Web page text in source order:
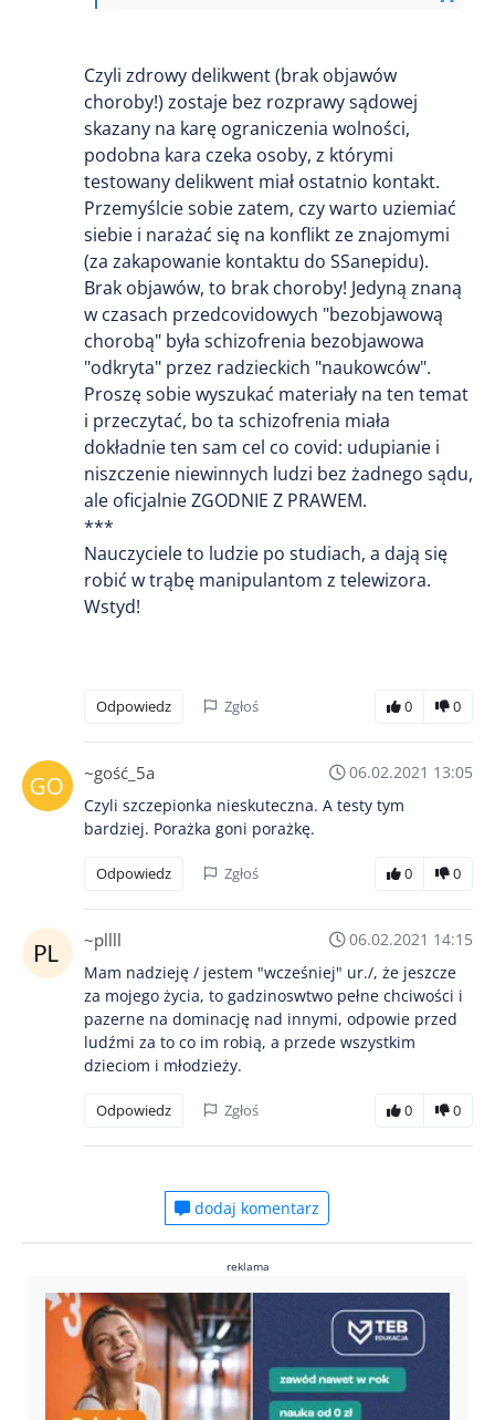
Czyli zdrowy delikwent (brak objawów
choroby!) zostaje bez rozprawy sądowej
skazany na karę ograniczenia wolności,
podobna kara czeka osoby, z którymi
testowany delikwent miał ostatnio kontakt.
Przemyślcie sobie zatem, czy warto uziemiać
siebie i narażać się na konflikt ze znajomymi
(za zakapowanie kontaktu do SSanepidu).
Brak objawów, to brak choroby! Jedyną znaną
w czasach przedcovidowych "bezobjawową
chorobą" była schizofrenia bezobjawowa
"odkryta" przez radzieckich "naukowców".
Proszę sobie wyszukać materiały na ten temat
i przeczytać, bo ta schizofrenia miała
dokładnie ten sam cel co covid: udupianie i
niszczenie niewinnych ludzi bez żadnego sądu,
ale oficjalnie ZGODNIE Z PRAWEM.
***
Nauczyciele to ludzie po studiach, a dają się
robić w trąbę manipulantom z telewizora.
Wstyd!
Odpowiedz Zgłoś 0 0
~gość_5a
06.02.2021 13:05
Czyli szczepionka nieskuteczna. A testy tym
bardziej. Porażka goni porażkę.
Odpowiedz Zgłoś 0 0
~pllll
06.02.2021 14:15
Mam nadzieję / jestem "wcześniej" ur./, że jeszcze
za mojego życia, to gadzinoswtwo pełne chciwości i
pazerne na dominację nad innymi, odpowie przed
ludźmi za to co im robią, a przede wszystkim
dzieciom i młodzieży.
Odpowiedz Zgłoś 0 0
dodaj komentarz
reklama